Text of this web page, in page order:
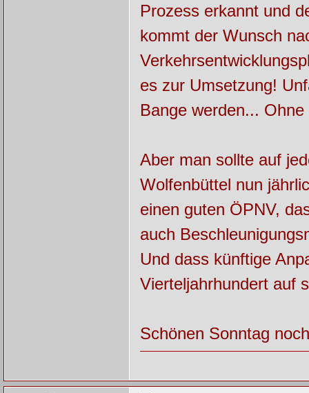
Prozess erkannt und
kommt der Wunsch
es zur Umsetzung!
Bange werden...
Aber man sollte auf
Wolfenbüttel nun
einen guten ÖPNV,
auch
Und dass künftige
Vierteljahrhundert auf
Schönen Sonntag